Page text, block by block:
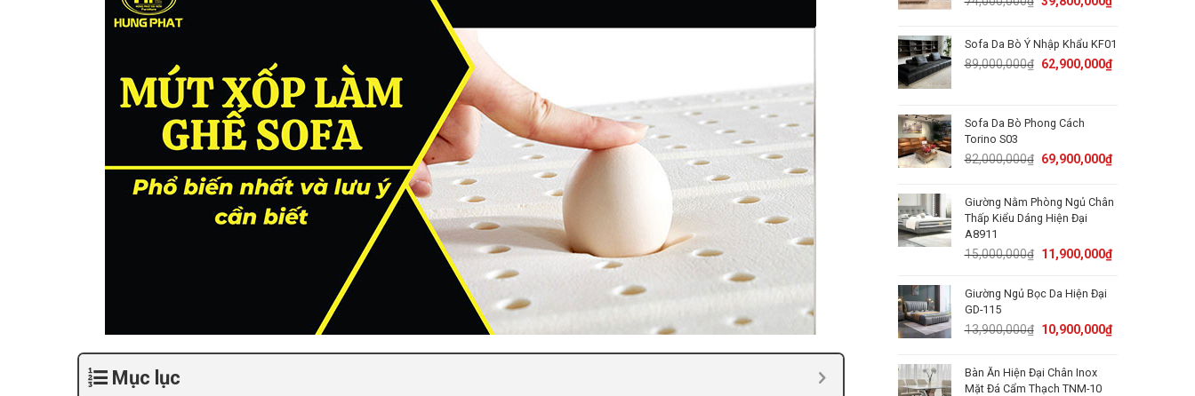
Mục lục
74,000,000₫.39,800,000₫.
Sofa Da Bò Ý Nhập Khẩu KF01
89,000,000₫ Original
62,900,000₫Current
Sofa Da Bò Phong Cách
Torino S03
82,000,000₫ Original
82,000,000₫.
69,900,000₫Current
69,900,000₫.
Giường Nằm Phòng Ngủ Chân
Thấp Kiểu Dáng Hiện Đại
A8911
15,000,000₫ Original
was:
15,000,000₫.
11,900,000₫Current
Giường Ngủ Bọc Da Hiện Đại
GD-115
13,900,000₫ Original
13,900,000₫.
10,900,000₫Current
Bàn Ăn Hiện Đại Chân Inox
Mặt Đá Cẩm Thạch TNM-10